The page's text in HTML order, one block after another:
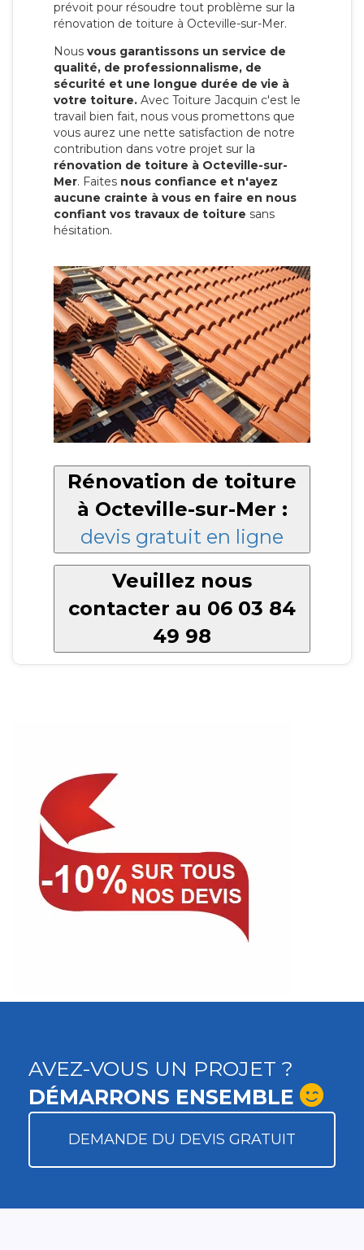
prévoit pour résoudre tout problème sur la
rénovation de toiture à Octeville-sur-Mer.
Nous vous garantissons un service de
qualité, de professionnalisme, de
sécurité et une longue durée de vie à
votre toiture. Avec Toiture Jacquin c'est le
travail bien fait, nous vous promettons que
vous aurez une nette satisfaction de notre
contribution dans votre projet sur la
rénovation de toiture à Octeville-sur-
Mer. Faites nous confiance et n'ayez
aucune crainte à vous en faire en nous
confiant vos travaux de toiture sans
hésitation.
Rénovation de toiture
à Octeville-sur-Mer :
devis gratuit en ligne
Veuillez nous
contacter au 06 03 84
49 98
AVEZ-VOUS UN PROJET ?
DÉMARRONS ENSEMBLE
DEMANDE DU DEVIS GRATUIT